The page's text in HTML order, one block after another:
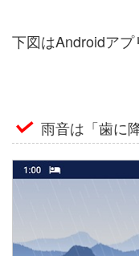
下図はAndroidアプ
雨音は「歯に